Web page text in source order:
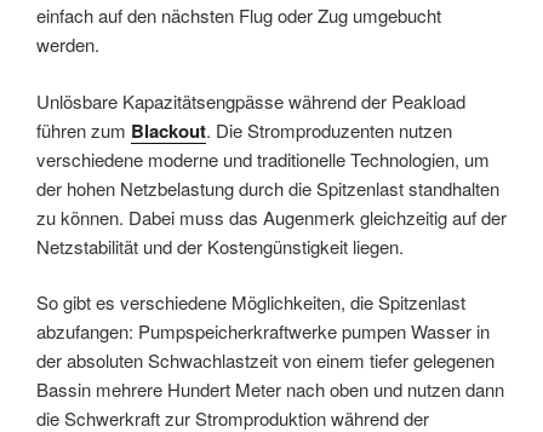
einfach auf den nächsten Flug oder Zug umgebucht
werden.
Unlösbare Kapazitätsengpässe während der Peakload
führen zum Blackout. Die Stromproduzenten nutzen
verschiedene moderne und traditionelle Technologien, um
der hohen Netzbelastung durch die Spitzenlast standhalten
zu können. Dabei muss das Augenmerk gleichzeitig auf der
Netzstabilität und der Kostengünstigkeit liegen.
So gibt es verschiedene Möglichkeiten, die Spitzenlast
abzufangen: Pumpspeicherkraftwerke pumpen Wasser in
der absoluten Schwachlastzeit von einem tiefer gelegenen
Bassin mehrere Hundert Meter nach oben und nutzen dann
die Schwerkraft zur Stromproduktion während der